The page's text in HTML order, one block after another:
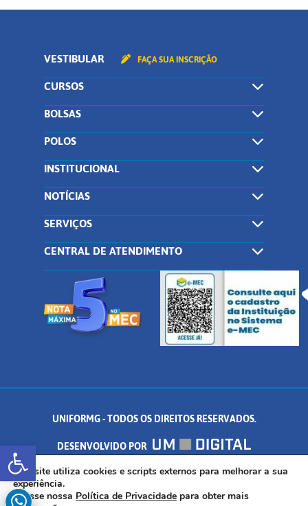
Abrir a barra de ferramentas
VESTIBULAR FAÇA SUA INSCRIÇÃO
CURSOS
BOLSAS
POLOS
INSTITUCIONAL
NOTÍCIAS
SERVIÇOS
CENTRAL DE ATENDIMENTO
UNIFORMG - TODOS OS DIREITOS RESERVADOS.
DESENVOLVIDO POR
AV. DR. ARNALDO DE SENNA, 328 - PALMEIRAS, FORMIGA/MG - CEP:
35.574.530
Este site utiliza cookies e scripts externos para melhorar a sua
experiência.
Acesse nossa Política de Privacidade para obter mais